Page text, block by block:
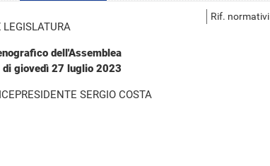
Rif. normativi
LEGISLATURA
dell'Assemblea
di giovedì 27 luglio 2023
SERGIO COSTA